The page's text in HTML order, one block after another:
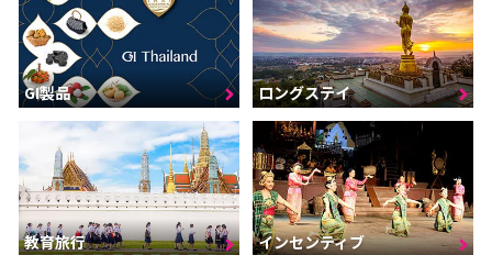
GI製品 ロングステイ
教育旅行 インセンティブ